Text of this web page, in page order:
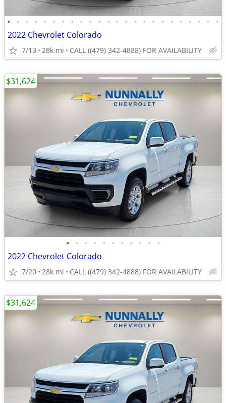
• • • • • • • • • • • • • • • • • • • • • • • •
2022 Chevrolet Colorado
7/13 28k mi CALL ((479) 342-4888) FOR AVAILABILITY
• • • • • • • • • • •
2022 Chevrolet Colorado
7/20 28k mi CALL ((479) 342-4888) FOR AVAILABILITY
$31,624
$31,624